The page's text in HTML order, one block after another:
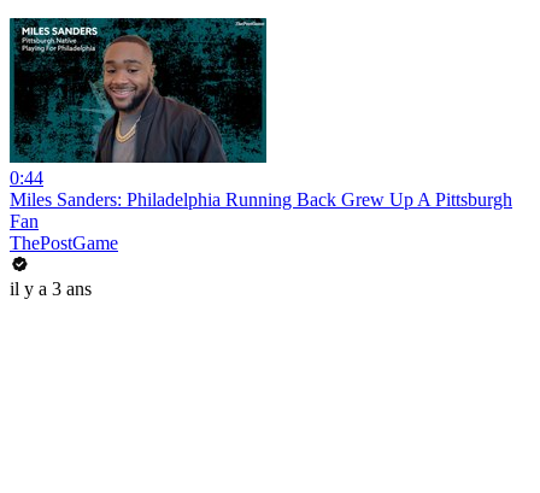
0:44
Miles Sanders: Philadelphia Running Back Grew Up A Pittsburgh
Fan
ThePostGame
il y a 3 ans